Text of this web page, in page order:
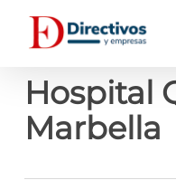
principalHospital
Marbella